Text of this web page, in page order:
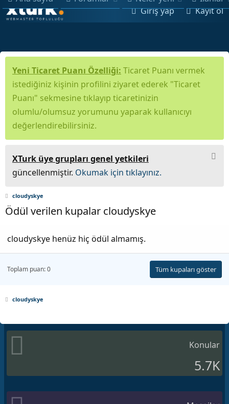
Giriş yap Kayıt ol
Yeni Ticaret Puanı Özelliği: Ticaret Puanı vermek
istediğiniz kişinin profilini ziyaret ederek "Ticaret
Puanı" sekmesine tıklayıp ticaretinizin
olumlu/olumsuz yorumunu yaparak kullanıcıyı
değerlendirebilirsiniz.
XTurk üye grupları genel yetkileri
güncellenmiştir. Okumak için tıklayınız.
cloudyskye
Ödül verilen kupalar cloudyskye
cloudyskye henüz hiç ödül almamış.
Toplam puan: 0 Tüm kupaları göster
cloudyskye
Konular
5.7K